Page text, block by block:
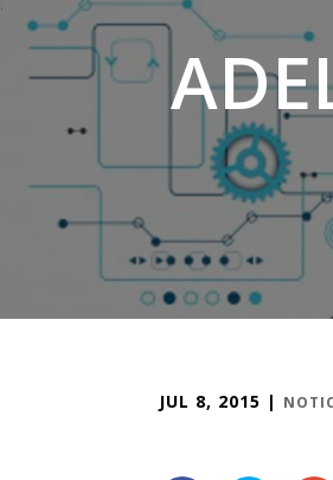
'
JUL 8, 2015 |